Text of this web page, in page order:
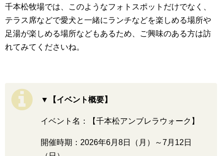
千本松牧場では、このようなフォトスポットだけでなく、
テラス席などで愛犬と一緒にランチなどを楽しめる場所や
足湯が楽しめる場所などもあるため、ご興味のある方は訪
れてみてくださいね。
▼【イベント概要】
イベント名：【千本松アンブレラウォーク】
開催時期：2026年6月8日（月）～7月12日